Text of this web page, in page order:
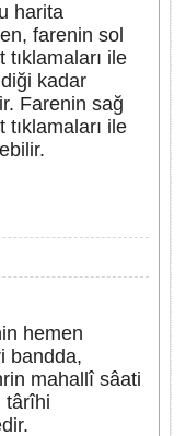
harita
farenin sol
ile
kadar
Farenin sağ
ile
hemen
bandda,
mahallî sâati
târîhi